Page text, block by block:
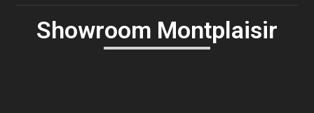
Showroom Montplaisir